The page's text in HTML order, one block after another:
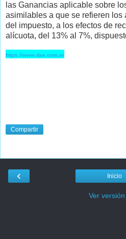
las Ganancias aplicable sobre
asimilables a que se refieren los
del impuesto, a los efectos de
alícuota, del 13% al 7%,
https://www.dae.com.ar
Compartir
‹ Inicio
Ver